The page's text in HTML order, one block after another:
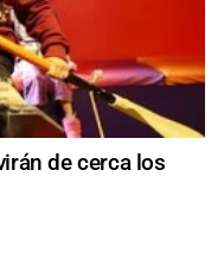
de cerca los